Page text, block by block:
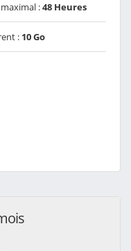
:48 Heures
: 10 Go